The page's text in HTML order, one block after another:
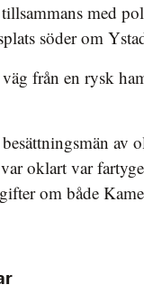
med
söder om
från en rysk
av
oklart var
om både